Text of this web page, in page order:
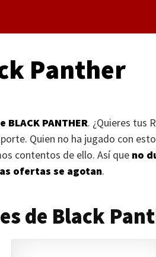
Panther
BLACK PANTHER. ¿Quieres tus
Quien no ha jugado con
contentos de ello. Así que no
ofertas se agotan.
de Black